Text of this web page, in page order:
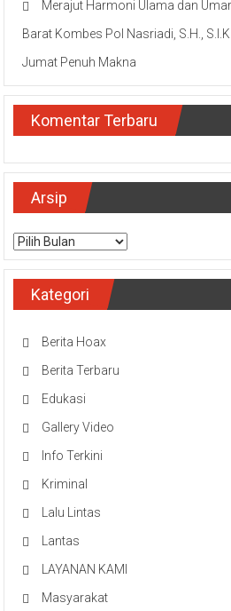
Merajut Harmoni Ulama dan
Barat Kombes Pol Nasriadi, S.H.,
Jumat Penuh Makna
Komentar Terbaru
Arsip
Arsip
Kategori
Berita Hoax
Berita Terbaru
Edukasi
Gallery Video
Info Terkini
Kriminal
Lalu Lintas
Lantas
LAYANAN KAMI
Masyarakat